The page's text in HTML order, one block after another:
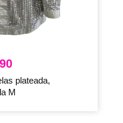
plateada,
M